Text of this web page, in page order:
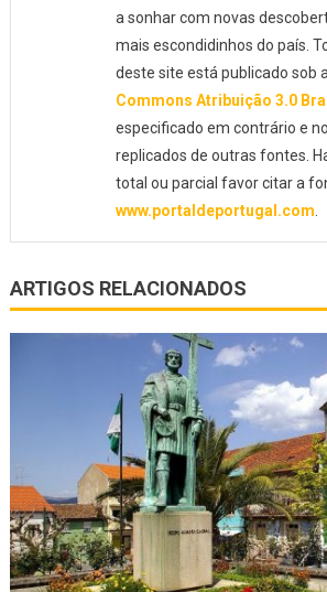
a sonhar com novas
mais escondidinhos do país.
deste site está publicado sob
Commons Atribuição 3.0
especificado em contrário e
replicados de outras fontes.
total ou parcial favor citar a
www.portaldeportugal.com
ARTIGOS RELACIONADOS